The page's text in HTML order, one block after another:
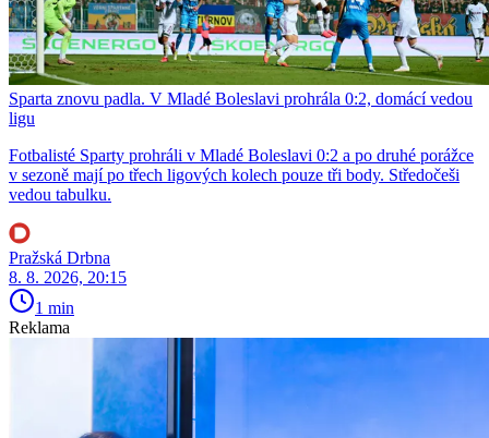
Sparta znovu padla. V Mladé Boleslavi prohrála 0:2, domácí vedou
ligu
Fotbalisté Sparty prohráli v Mladé Boleslavi 0:2 a po druhé porážce
v sezoně mají po třech ligových kolech pouze tři body. Středočeši
vedou tabulku.
Pražská Drbna
8. 8. 2026, 20:15
1 min
Reklama